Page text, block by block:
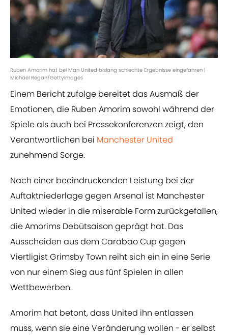
Ruben Amorim hat bei Man United bislang schlechte Ergebnisse eingefahren |
Michael Regan/GettyImages
Einem Bericht zufolge bereitet das Ausmaß der
Emotionen, die Ruben Amorim sowohl während der
Spiele als auch bei Pressekonferenzen zeigt, den
Verantwortlichen bei Manchester United
zunehmend Sorge.
Nach einer beeindruckenden Leistung bei der
Auftaktniederlage gegen Arsenal ist Manchester
United wieder in die miserable Form zurückgefallen,
die Amorims Debütsaison geprägt hat. Das
Ausscheiden aus dem Carabao Cup gegen
Viertligist Grimsby Town reiht sich ein in eine Serie
von nur einem Sieg aus fünf Spielen in allen
Wettbewerben.
Amorim hat betont, dass United ihn entlassen
muss, wenn sie eine Veränderung wollen - er selbst